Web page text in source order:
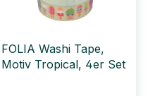
FOLIA Washi Tape,
Motiv Tropical, 4er Set